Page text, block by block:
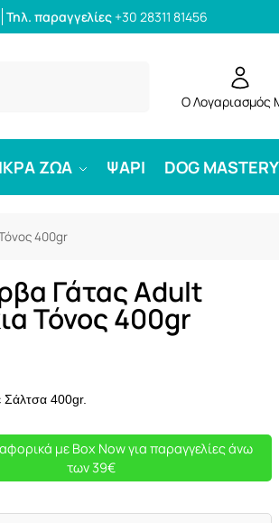
Τηλ. παραγγελίες +30 28311 81456
Ο Λογαριασμός
ΖΩΑ ΨΑΡΙ DOG MASTERY
400gr
Γάτας Adult
Τόνος 400gr
Σάλτσα 400gr.
με Box Now για παραγγελίες άνω
των 39€